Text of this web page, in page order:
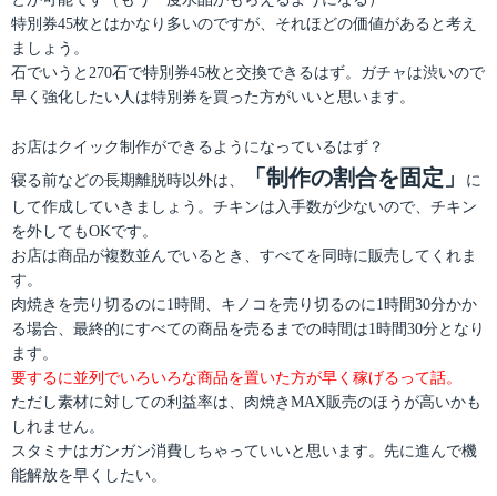
特別券45枚とはかなり多いのですが、それほどの価値があると考え
ましょう。
石でいうと270石で特別券45枚と交換できるはず。ガチャは渋いので
早く強化したい人は特別券を買った方がいいと思います。
お店はクイック制作ができるようになっているはず？
寝る前などの長期離脱時以外は、
「制作の割合を固定」
に
して作成していきましょう。チキンは入手数が少ないので、チキン
を外してもOKです。
お店は商品が複数並んでいるとき、すべてを同時に販売してくれま
す。
肉焼きを売り切るのに1時間、キノコを売り切るのに1時間30分かか
る場合、最終的にすべての商品を売るまでの時間は1時間30分となり
ます。
要するに並列でいろいろな商品を置いた方が早く稼げるって話。
ただし素材に対しての利益率は、肉焼きMAX販売のほうが高いかも
しれません。
スタミナはガンガン消費しちゃっていいと思います。先に進んで機
能解放を早くしたい。